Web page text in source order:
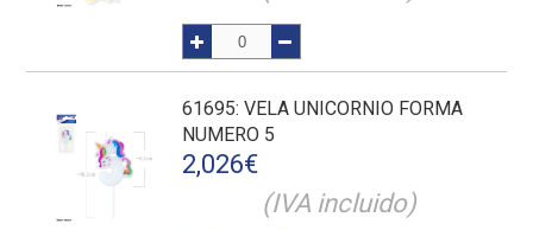
61695: VELA UNICORNIO FORMA
NUMERO 5
2,026€
(IVA incluido)